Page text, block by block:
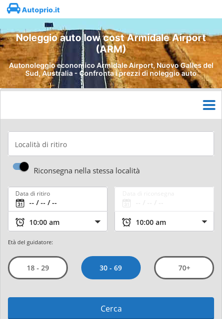
Autoprio.it
Noleggio auto low cost Armidale Airport
(ARM)
Autonoleggio economico Armidale Airport, Nuovo Galles del
Sud, Australia - Confronta i prezzi di noleggio auto
Località di ritiro
Riconsegna nella stessa località
Data di ritiro
Età del guidatore:
18 - 29 30 - 69 70+
Cerca